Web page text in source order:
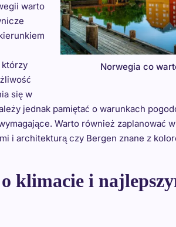
Norwegia co
warto
którzy
się w
jednak pamiętać o warunkach
Warto również zaplanować
i architekturą czy Bergen znane z
klimacie i